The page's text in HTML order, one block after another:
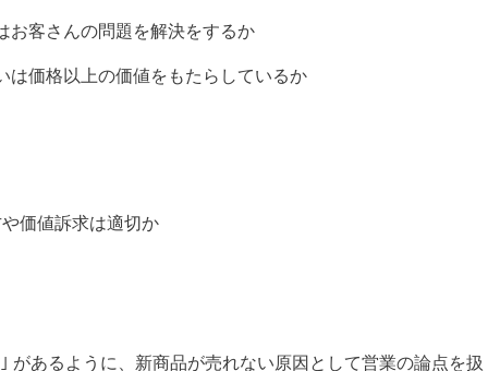
お客さんの問題を解決をするか
は価格以上の価値をもたらしているか
価値訴求は適切か
があるように、新商品が売れない原因として営業の論点を扱